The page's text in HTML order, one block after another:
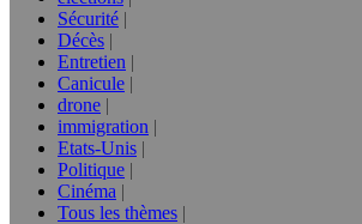
Sécurité
Décès
Entretien
Canicule
drone
immigration
Etats-Unis
Politique
Cinéma
Tous les thèmes